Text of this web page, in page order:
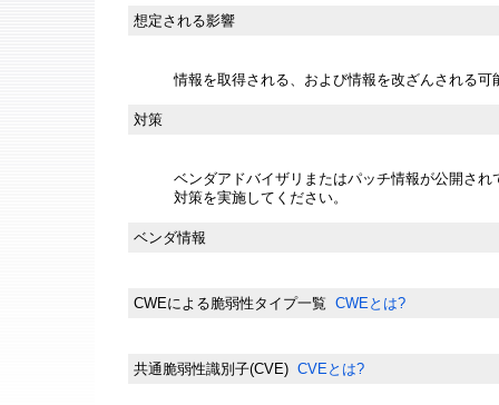
想定される影響
情報を取得される、および情報を改ざんされる可
対策
ベンダアドバイザリまたはパッチ情報が公開さ
対策を実施してください。
ベンダ情報
CWEによる脆弱性タイプ一覧 CWEとは?
共通脆弱性識別子(CVE) CVEとは?